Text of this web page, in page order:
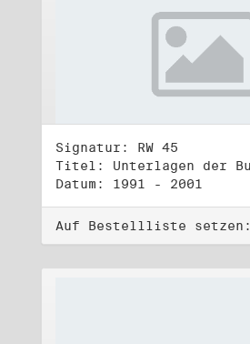
Signatur: RW 45
Datum: 1991 - 2001
Auf Bestellliste setzen: